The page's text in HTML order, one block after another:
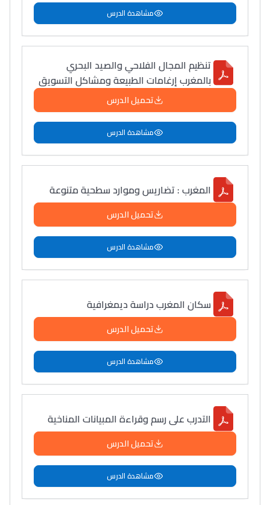
مشاهدة الدرس
تنظيم المجال الفلاحي والصيد البحري
بالمغرب إرغامات الطبيعة ومشاكل التسويق
تحميل الدرس
مشاهدة الدرس
المغرب : تضاريس وموارد سطحية متنوعة
تحميل الدرس
مشاهدة الدرس
سكان المغرب دراسة ديمغرافية
تحميل الدرس
مشاهدة الدرس
التدرب على رسم وقراءة المبيانات المناخية
تحميل الدرس
مشاهدة الدرس